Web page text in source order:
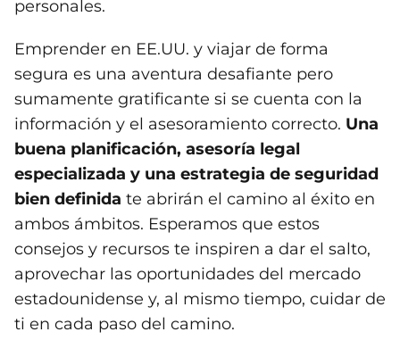
personales.
Emprender en EE.UU. y viajar de forma
segura es una aventura desafiante pero
sumamente gratificante si se cuenta con la
información y el asesoramiento correcto. Una
buena planificación, asesoría legal
especializada y una estrategia de seguridad
bien definida te abrirán el camino al éxito en
ambos ámbitos. Esperamos que estos
consejos y recursos te inspiren a dar el salto,
aprovechar las oportunidades del mercado
estadounidense y, al mismo tiempo, cuidar de
ti en cada paso del camino.